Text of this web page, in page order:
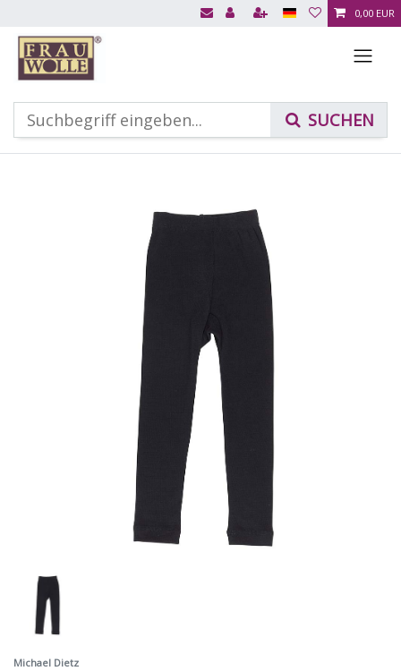
0,00 EUR
Michael Dietz